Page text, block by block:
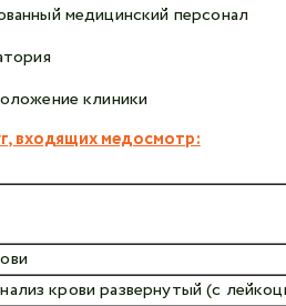
медицинский персонал
клиники
входящих медосмотр:
крови развернутый (с